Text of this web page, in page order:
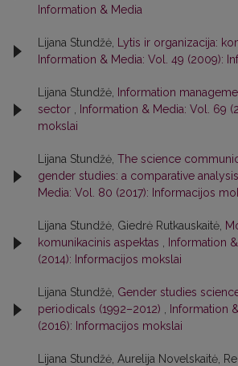
Information & Media
Lijana Stundžė, Lytis ir organizacija:
Information & Media: Vol. 49 (2009):
Lijana Stundžė,
Information
sector
Information & Media: Vol. 69
mokslai
Lijana Stundžė, The science
gender studies: a comparative analysis
Media: Vol. 80 (2017): Informacijos
Lijana Stundžė, Giedrė Rutkauskaitė,
komunikacinis aspektas
Information
(2014): Informacijos mokslai
Lijana Stundžė, Gender studies
periodicals (1992–2012)
Information
(2016): Informacijos mokslai
Lijana Stundžė, Aurelija Novelskaitė,